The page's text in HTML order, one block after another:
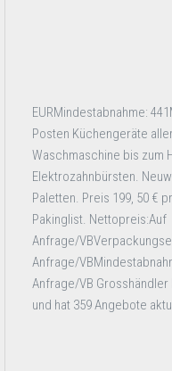
EURMindestabnahme:
Posten Küchengeräte
Waschmaschine bis zum
Elektrozahnbürsten.
Paletten. Preis 199, 50 €
Pakinglist. Nettopreis:Auf
Anfrage/
Anfrage/
Anfrage/VB Grosshändler
und hat 359 Angebote